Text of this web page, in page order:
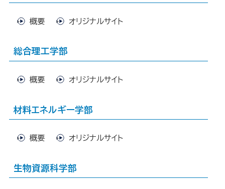
概要 オリジナルサイト
総合理工学部
概要 オリジナルサイト
材料エネルギー学部
概要 オリジナルサイト
生物資源科学部